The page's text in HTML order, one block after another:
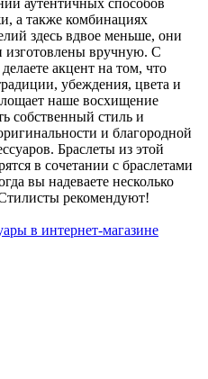
а также комбинациях
здесь вдвое меньше, они
изготовлены вручную. С
акцент на том, что
убеждения, цвета и
наше восхищение
собственный стиль и
и благородной
Браслеты из этой
в сочетании с браслетами
вы надеваете несколько
рекомендуют!